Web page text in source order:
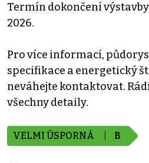
Termín dokončení výstavby
2026.
Pro více informací,
specifikace a energetický
neváhejte kontaktovat.
všechny detaily.
VELMI ÚSPORNÁ B